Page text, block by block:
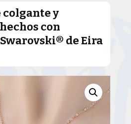
colgante y
con
de Eira